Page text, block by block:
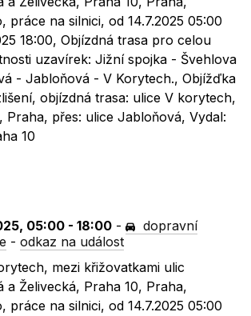
práce na silnici, od 14.7.2025 05:00
18:00, Objízdná trasa pro celou
uzavírek: Jižní spojka - Švehlova
- Jabloňová - V Korytech., Objížďka
objízdná trasa: ulice V korytech,
Praha, přes: ulice Jabloňová, Vydal:
10
05:00 - 18:00 -
dopravní
-odkaz na událost
mezi křižovatkami ulic
a Želivecká, Praha 10, Praha,
práce na silnici, od 14.7.2025 05:00